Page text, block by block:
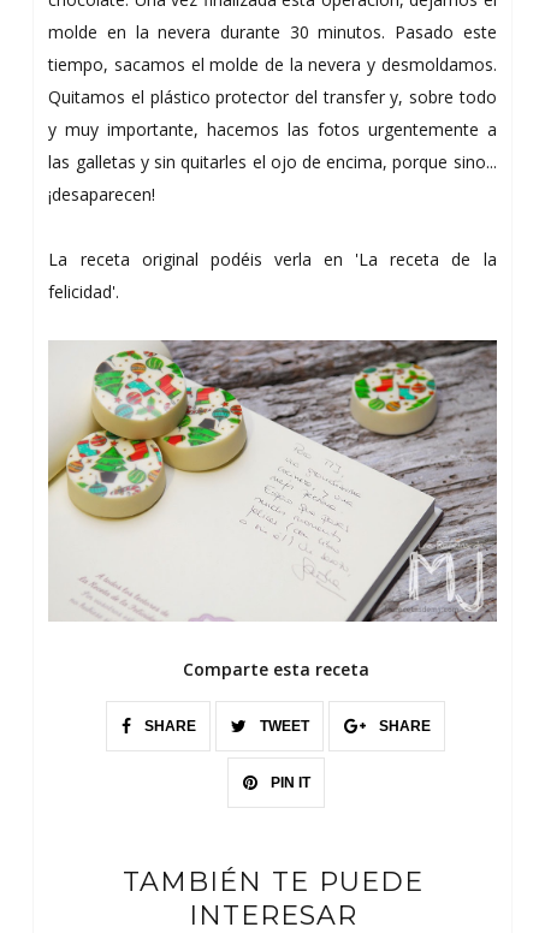
molde en la nevera durante 30 minutos. Pasado este
tiempo, sacamos el molde de la nevera y desmoldamos.
Quitamos el plástico protector del transfer y, sobre todo
y muy importante, hacemos las fotos urgentemente a
las galletas y sin quitarles el ojo de encima, porque sino...
¡desaparecen!
La receta original podéis verla en 'La receta de la
felicidad'.
Comparte esta receta
SHARE TWEET SHARE
PIN IT
TAMBIÉN TE PUEDE
INTERESAR